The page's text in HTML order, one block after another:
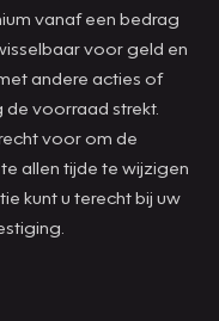
vanaf een bedrag
voor geld en
andere acties of
voorraad strekt.
voor om de
allen tijde te wijzigen
kunt u terecht bij uw